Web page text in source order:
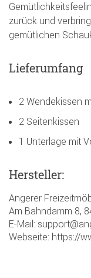
zurück und
gemütlichen
Lieferumfang
2 Wendekissen
2 Seitenkissen
1 Unterlage mit
Hersteller:
Angerer
Am Bahndamm 8,
E-Mail:
Webseite: https://